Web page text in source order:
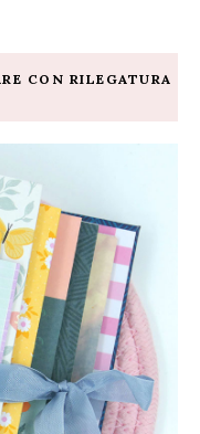
CON RILEGATURA